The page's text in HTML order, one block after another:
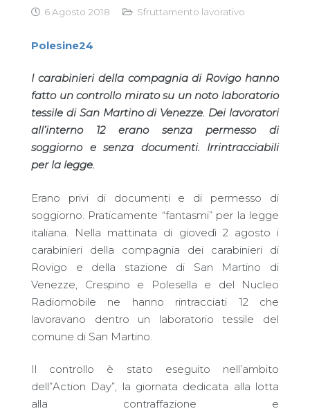
6 Agosto 2018 Sfruttamento lavorativo
Polesine24
I carabinieri della compagnia di Rovigo hanno
fatto un controllo mirato su un noto laboratorio
tessile di San Martino di Venezze. Dei lavoratori
all’interno 12 erano senza permesso di
soggiorno e senza documenti. Irrintracciabili
per la legge.
Erano privi di documenti e di permesso di
soggiorno. Praticamente “fantasmi” per la legge
italiana. Nella mattinata di giovedì 2 agosto i
carabinieri della compagnia dei carabinieri di
Rovigo e della stazione di San Martino di
Venezze, Crespino e Polesella e del Nucleo
Radiomobile ne hanno rintracciati 12 che
lavoravano dentro un laboratorio tessile del
comune di San Martino.
Il controllo è stato eseguito nell’ambito
dell”Action Day”, la giornata dedicata alla lotta
alla contraffazione e